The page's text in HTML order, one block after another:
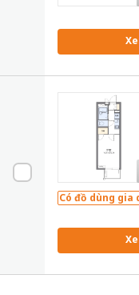
Có đồ dùng gia